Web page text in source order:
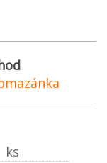
ks